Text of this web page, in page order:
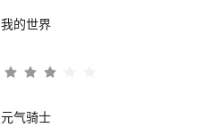
我的世界
元气骑士